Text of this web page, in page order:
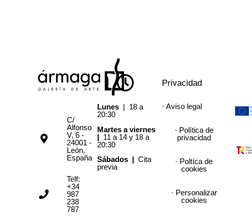
C/
Alfonso
V, 6 -
24001 -
León,
España
Telf:
+34
987
238
787
Lunes | 18 a
20:30
Martes a viernes
| 11 a 14 y 18 a
20:30
Sábados |Cita
previa
Privacidad
· Aviso legal
· Política de
privacidad
· Poltíca de
cookies
· Personalizar
cookies